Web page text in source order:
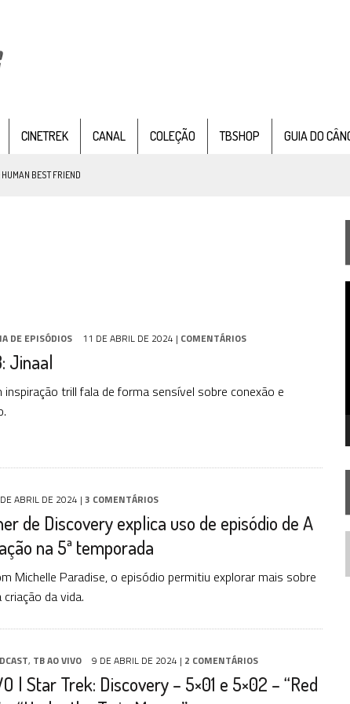
CINETREK CANAL COLEÇÃO TBSHOP GUIA DO
BEST FRIEND
DE STRANGE NEW WORDS
DE UMA ERA NA SDCC
TREK SOBRE DIFERENTES PONTOS DE VISTA
DE
DE EPISÓDIOS 11 DE ABRIL DE 2024 | COMENTÁRIOS
Jinaal
inspiração trill fala de forma sensível sobre conexão e
ABRIL DE 2024 | 3 COMENTÁRIOS
de Discovery explica uso de episódio de A
na 5ª temporada
Michelle Paradise, o episódio permitiu explorar mais sobre
da vida.
, TB AO VIVO 9 DE ABRIL DE 2024 | 2 COMENTÁRIOS
| Star Trek: Discovery – 5×01 e 5×02 – “Red